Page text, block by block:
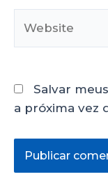
Salvar
a próxima vez